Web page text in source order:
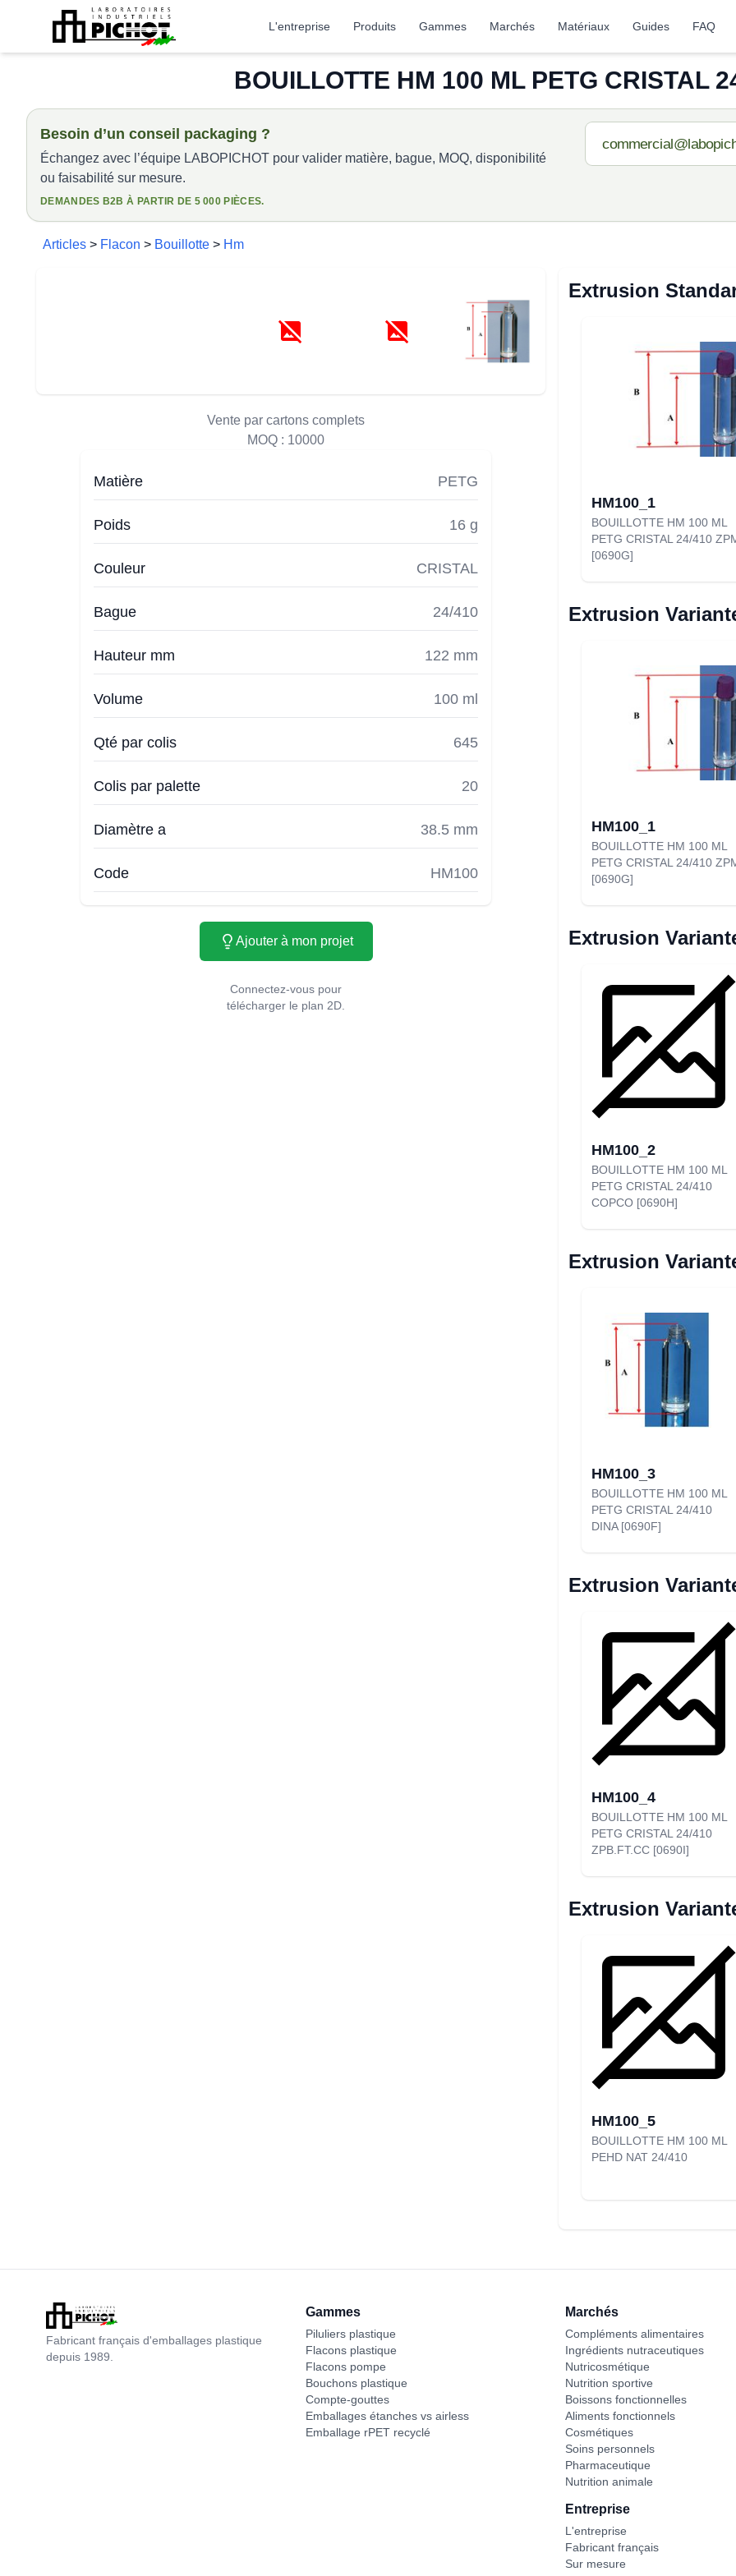
L'entreprise Produits Gammes Marchés Matériaux Guides FAQ
BOUILLOTTE HM 100 ML PETG CRISTAL
Besoin d’un conseil packaging ?
Échangez avec l’équipe LABOPICHOT pour valider matière, bague, MOQ, disponibilité
ou faisabilité sur mesure.
DEMANDES B2B À PARTIR DE 5 000 PIÈCES.
Articles > Flacon > Bouillotte > Hm
Vente par cartons complets
MOQ : 10000
Matière PETG
Poids 16 g
Couleur CRISTAL
Bague 24/410
Hauteur mm 122 mm
Volume 100 ml
Qté par colis 645
Colis par palette 20
Diamètre a 38.5 mm
Code HM100
Ajouter à mon projet
Connectez-vous pour
télécharger le plan 2D.
Extrusion
HM100_1
BOUILLOTTE HM 100 ML
PETG CRISTAL 24/410
[0690G]
Extrusion
HM100_1
BOUILLOTTE HM 100 ML
PETG CRISTAL 24/410
[0690G]
Extrusion
HM100_2
BOUILLOTTE HM 100 ML
PETG CRISTAL 24/410
COPCO [0690H]
Extrusion
HM100_3
BOUILLOTTE HM 100 ML
PETG CRISTAL 24/410
DINA [0690F]
Extrusion
HM100_4
BOUILLOTTE HM 100 ML
PETG CRISTAL 24/410
ZPB.FT.CC [0690I]
Extrusion
HM100_5
BOUILLOTTE HM 100 ML
PEHD NAT 24/410
Fabricant français d'emballages plastique
depuis 1989.
Gammes
Piluliers plastique
Flacons plastique
Flacons pompe
Bouchons plastique
Compte-gouttes
Emballages étanches vs airless
Emballage rPET recyclé
Marchés
Compléments alimentaires
Ingrédients nutraceutiques
Nutricosmétique
Nutrition sportive
Boissons fonctionnelles
Aliments fonctionnels
Cosmétiques
Soins personnels
Pharmaceutique
Nutrition animale
Entreprise
L'entreprise
Fabricant français
Sur mesure